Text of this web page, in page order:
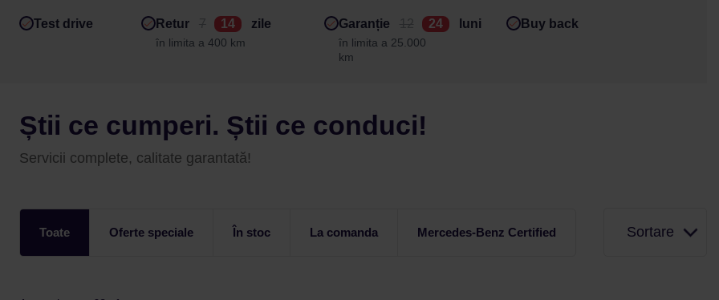
Test drive Retur 14 zile
în limita a 400 km
Garanție 24 luni
în limita a 25.000
km
Buy back
Știi ce cumperi. Știi ce conduci!
Servicii complete, calitate garantată!
Toate Oferte speciale În stoc La comanda Mercedes-Benz Certified Sortare